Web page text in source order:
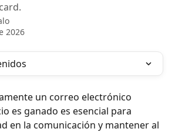
2026
un correo electrónico
es ganado es esencial para
en la comunicación y mantener al